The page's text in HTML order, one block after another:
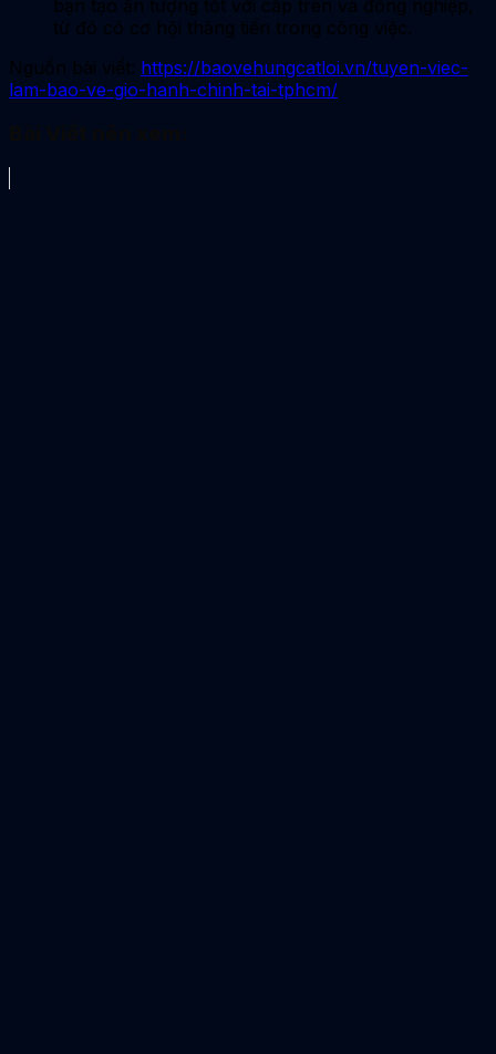
bạn tạo ấn tượng tốt với cấp trên và đồng nghiệp,
từ đó có cơ hội thăng tiến trong công việc.
Nguồn bài viết: https://baovehungcatloi.vn/tuyen-viec-
lam-bao-ve-gio-hanh-chinh-tai-tphcm/